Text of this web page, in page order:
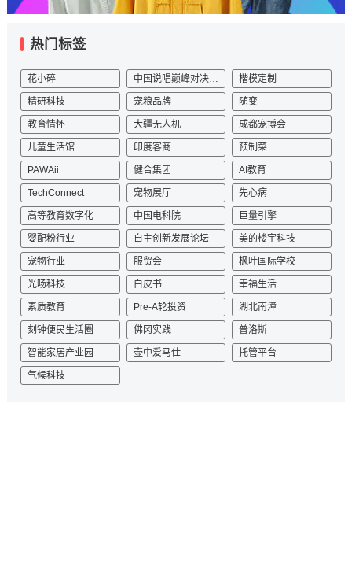
热门标签
花小碎 楷模定制
精研科技 宠粮品牌 随变
教育情怀 大疆无人机 成都宠博会
儿童生活馆 印度客商 预制菜
PAWAii 健合集团 AI教育
TechConnect 宠物展厅 先心病
高等教育数字化 中国电科院 巨量引擎
婴配粉行业 自主创新发展论坛 美的楼宇科技
宠物行业 服贸会 枫叶国际学校
光旸科技 白皮书 幸福生活
素质教育 Pre-A轮投资 湖北南漳
刻钟便民生活圈 佛冈实践 普洛斯
智能家居产业园